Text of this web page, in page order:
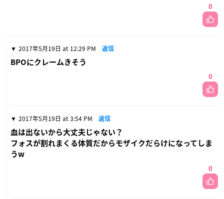
0
2017年5月19日 at 12:29 PM 返信
BPOにクレームきそう
0
2017年5月19日 at 3:54 PM 返信
血は出ないから大丈夫じゃない？
フォスが割れまくる体質だからモザイクだらけになってしま
うw
0